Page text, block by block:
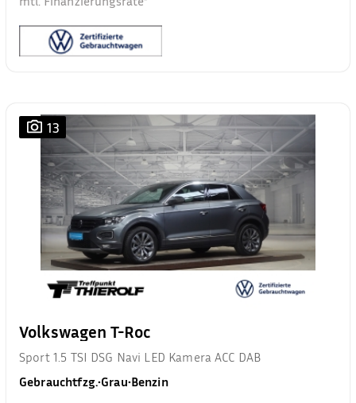
13
Volkswagen T-Roc
Sport 1.5 TSI DSG Navi LED Kamera ACC DAB
Gebrauchtfzg.•Grau•Benzin